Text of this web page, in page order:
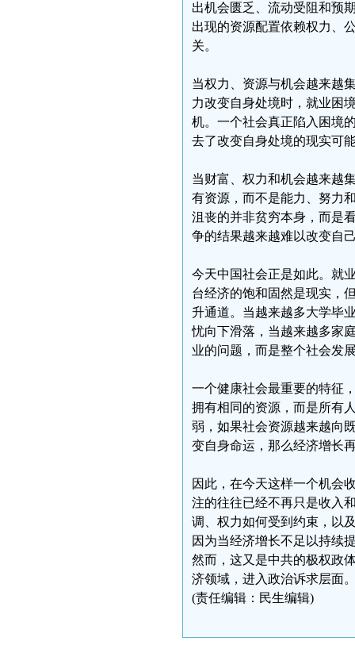
出机会匮乏、流动受阻和预
出现的资源配置依赖权力、
关。
当权力、资源与机会越来越
力改变自身处境时，就业困
机。一个社会真正陷入困境
去了改变自身处境的现实可
当财富、权力和机会越来越
有资源，而不是能力、努力
沮丧的并非贫穷本身，而是
争的结果越来越难以改变自
今天中国社会正是如此。就
台经济的饱和固然是现实，
升通道。当越来越多大学毕
忧向下滑落，当越来越多家
业的问题，而是整个社会发
一个健康社会最重要的特征
拥有相同的资源，而是所有
弱，如果社会资源越来越向
变自身命运，那么经济增长
因此，在今天这样一个机会
注的往往已经不再只是收入
调、权力如何受到约束，以
因为当经济增长不足以持续
然而，这又是中共的极权政
济领域，进入政治诉求层面
(责任编辑：民生编辑)